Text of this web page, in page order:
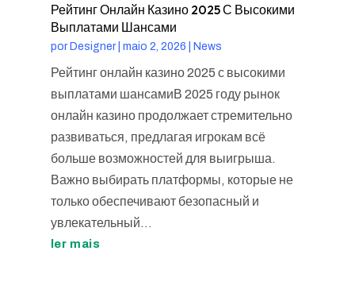
Рейтинг Онлайн Казино 2025 С Высокими
Выплатами Шансами
por Designer| maio 2, 2026 News
Рейтинг онлайн казино 2025 с высокими
выплатами шансамиВ 2025 году рынок
онлайн казино продолжает стремительно
развиваться, предлагая игрокам всё
больше возможностей для выигрыша.
Важно выбирать платформы, которые не
только обеспечивают безопасный и
увлекательный...
ler mais